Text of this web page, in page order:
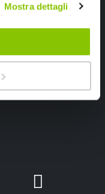
Mostra dettagli